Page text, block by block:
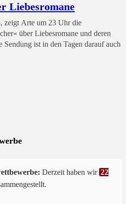
Liebesromane
zeigt Arte um 23 Uhr die
über Liebesromane und deren
ist in den Tagen darauf auch
Derzeit haben wir 22